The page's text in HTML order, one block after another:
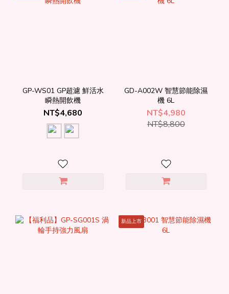
GP-WS01 GP超濾 鮮活水
瞬熱開飲機
NT$4,680
GD-A002W 智慧節能除濕
機 6L
NT$4,980
NT$8,800
新品上市